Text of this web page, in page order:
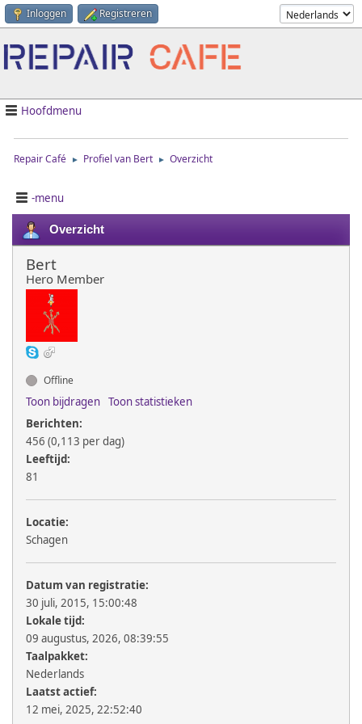
Inloggen Registreren
Hoofdmenu
Repair Café ► Profiel van Bert ► Overzicht
-menu
Overzicht
Bert
Hero Member
Offline
Toon bijdragen Toon statistieken
Berichten:
456 (0,113 per dag)
Leeftijd:
81
Locatie:
Schagen
Datum van registratie:
30 juli, 2015, 15:00:48
Lokale tijd:
09 augustus, 2026, 08:39:55
Taalpakket:
Nederlands
Laatst actief:
12 mei, 2025, 22:52:40